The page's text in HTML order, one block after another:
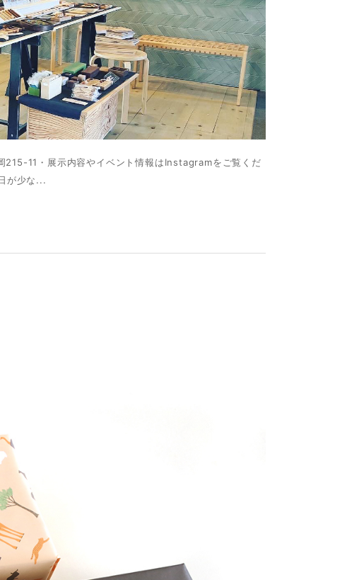
11・展示内容やイベント情報はInstagramをご覧くだ
が少な...